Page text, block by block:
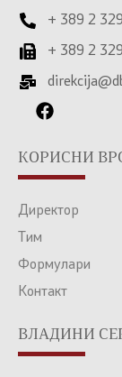
+ 389 2
+ 389 2
КОРИСНИ
Директор
Тим
Формулари
Контакт
ВЛАДИНИ